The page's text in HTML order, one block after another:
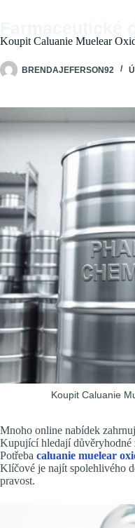
Koupit Caluanie Muelear
BRENDAJEFERSON92
Koupit Caluanie
Mnoho online nabídek
Kupující hledají důvěryhodné
Potřeba caluanie muelear
Klíčové je najít spolehlivého
pravost.